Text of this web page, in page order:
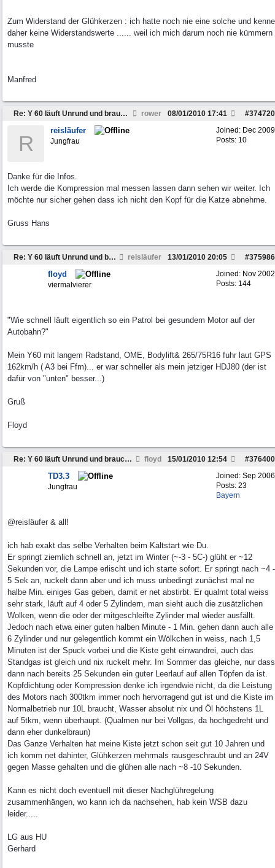
Zum Widerstand der Glühkerzen : ich hatte noch nie eine solche und kenne
daher keine Widerstandswerte ...... weil ich mich darum noch nie kümmern
musste
Manfred
Re: Y 60 läuft Unrund und braucht viel Sprit rower #374720
08/01/2010 17:41
Joined: Dec 2009
Posts: 10
R
reisläufer
Jungfrau
Danke für die Infos.
Ich werde die Kompression mal messen lassen dann sehen wir weiter. Ich
möchte nur sicher gehen dass ich nicht den Kopf für die Katze abnehme.
Gruss Hans
Re: Y 60 läuft Unrund und braucht viel Sprit reisläufer #375986
13/01/2010 20:05
Joined: Nov 2002
Posts: 144
floyd
viermalvierer
"Wie schnell läuft eigentlich so ein Patrol bei gesundem Motor auf der
Autobahn?"
Mein Y60 mit langem Radstand, OME, Bodylift& 265/75R16 fuhr laut GPS
162km/h ( A3 bei Ffm)... er war schneller als mein jetziger HDJ80 (der ist
dafür von "unten" besser...)
Gruß
Floyd
Re: Y 60 läuft Unrund und braucht viel Sprit floyd #376400
15/01/2010 12:54
Joined: Sep 2006
Posts: 23
Bayern
TD3.3
Jungfrau
@reisläufer & all!
ich hab exakt das selbe Verhalten beim Kaltstart wie Du.
Er springt ziemlich schnell an, jetzt im Winter (~-3 - 5C-) glüht er ~12
Sekunden vor, die Lampe erlischt und ich starte sofort. Er springt nach ~4 -
5 Sek an, ruckelt dann aber und ich muss unbedingt zunächst mal ne
halbe Min. einiges Gas geben, damit er net abstirbt. Er qualmt total weiss
sehr stark, läuft auf 4 oder 5 Zylindern, man sieht auch die zusätzlichen
Wolken, wenn die oder der mitgeschleifte Zylinder mal wieder ausfällt.
Jedoch nach etwa einer guten halben Minute - 1 Min. gehen dann auch alle
6 Zylinder und nur gelegentlich kommt ein Wölkchen in weiss, nach 1,5
Minuten ist der Spuck vorbei und die Kiste geht einwandrei, auch das
Standgas ist gleich und nix ruckelt mehr. Im Sommer das gleiche, nur dass
dann nach bereits 25 Sekunden ein guter Leerlauf auf allen Töpfen da ist.
Kopfdichtung oder Kompression denke ich irgendwie nicht, da die Leistung
des Motors nach 300tkm immer noch hervorragend gut ist und die Kiste im
Normalbetrieb nur 10L braucht, Wasser absolut nix und Öl höchstens 1L
auf 5tkm, wenn überhaupt. (Qualmen nur bei Vollgas, da hochgedreht und
dann eher dunkelbraun)
Das Ganze Verhalten hat meine Kiste jetzt schon seit gut 10 Jahren und
ich komm net dahinter, Glühkerzen mehrmals rausgeschraubt und an 24V
gegen Masse gehalten und die glühen alle nach ~8 -10 Sekunden.
Kann es nicht doch eventuell mit dieser Nachglühregelung
zusammenhängen, wo kann ich da nachsehen, hab kein WSB dazu
leider.....
LG aus HU
Gerhard